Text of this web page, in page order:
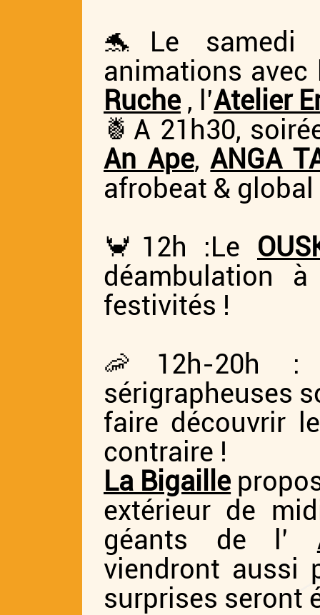
🐬Le samedi
animations
Ruche , l’Atelier
🍍A 21h30,
An Ape,ANGA
afrobeat & global
🦀12h :Le
déambulation
festivités !
🦐12h-20h
sérigrapheuses
faire découvrir
contraire !
La Bigaille
extérieur de
géants de l’
viendront aussi
surprises seront